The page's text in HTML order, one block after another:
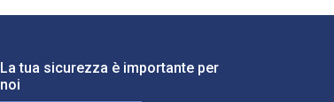
La tua sicurezza è importante per
noi